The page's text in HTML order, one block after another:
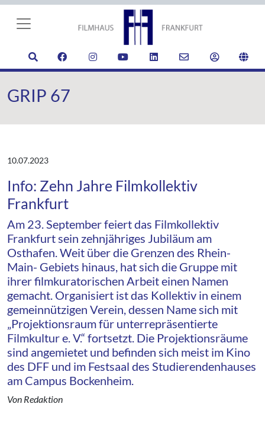
GRIP 67
10.07.2023
Info: Zehn Jahre Filmkollektiv
Frankfurt
Am 23. September feiert das Filmkollektiv
Frankfurt sein zehnjähriges Jubiläum am
Osthafen. Weit über die Grenzen des Rhein-
Main- Gebiets hinaus, hat sich die Gruppe mit
ihrer filmkuratorischen Arbeit einen Namen
gemacht. Organisiert ist das Kollektiv in einem
gemeinnützigen Verein, dessen Name sich mit
„Projektionsraum für unterrepräsentierte
Filmkultur e. V.“ fortsetzt. Die Projektionsräume
sind angemietet und befinden sich meist im Kino
des DFF und im Festsaal des Studierendenhauses
am Campus Bockenheim.
Von Redaktion